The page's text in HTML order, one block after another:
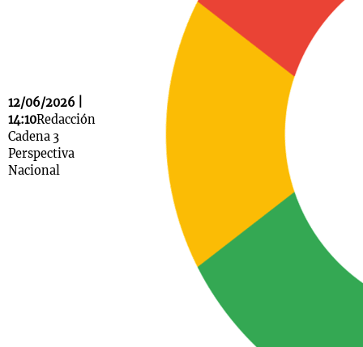
12/06/2026 |
14:10Redacción
Cadena 3
Perspectiva
Nacional